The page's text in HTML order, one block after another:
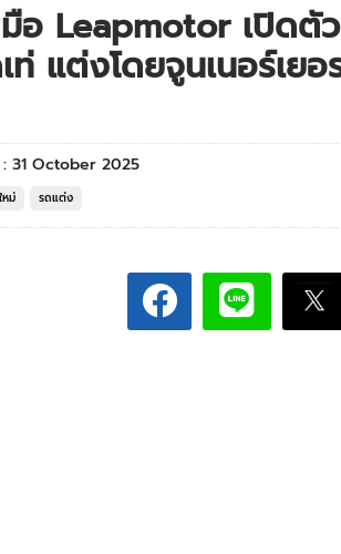
อ Leapmotor เปิดตั
ท่ แต่งโดยจูนเนอร์เ
31 October 2025
หม่ รถแต่ง